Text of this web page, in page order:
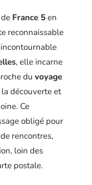
France 5en
reconnaissable
, elle incarne
du voyage
découverte et
Ce
obligé pour
rencontres,
loin des
postale.